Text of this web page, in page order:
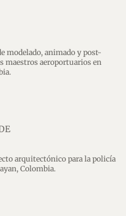
modelado, animado y post-
maestros aeroportuarios en
arquitectónico para la policía
Colombia.